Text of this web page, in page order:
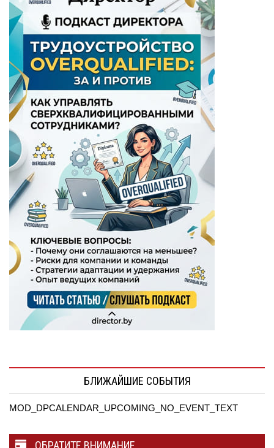
БЛИЖАЙШИЕ СОБЫТИЯ
MOD_DPCALENDAR_UPCOMING_NO_EVENT_TEXT
ОБРАТИТЕ ВНИМАНИЕ